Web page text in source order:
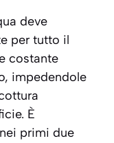
deve
per tutto il
costante
impedendole
È
primi due